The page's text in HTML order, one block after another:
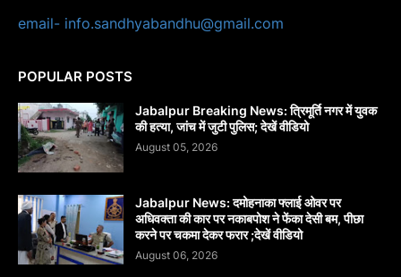
email- info.sandhyabandhu@gmail.com
POPULAR POSTS
Jabalpur Breaking News: त्रिमूर्ति नगर में युवक
की हत्या, जांच में जुटी पुलिस; देखें वीडियो
August 05, 2026
Jabalpur News: दमोहनाका फ्लाई ओवर पर
अधिवक्ता की कार पर नकाबपोश ने फेंका देसी बम, पीछा
करने पर चकमा देकर फरार ;देखें वीडियो
August 06, 2026